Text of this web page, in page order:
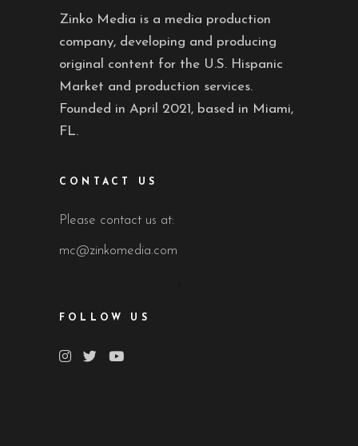
Zinko Media is a media production
company, developing and producing
original content for the U.S. Hispanic
Market and production services.
Founded in April 2021, based in Miami,
FL.
CONTACT US
Please contact us at:
mc@zinkomedia.com
FOLLOW US